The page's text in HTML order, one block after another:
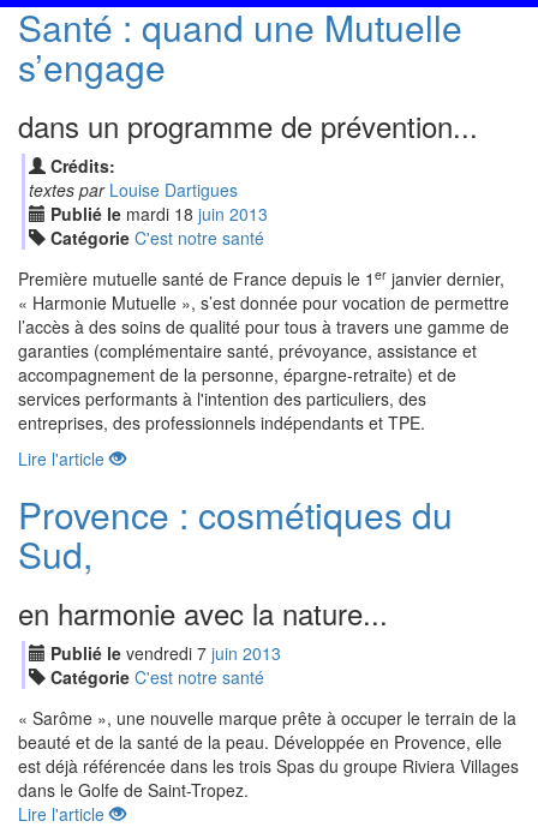
Santé : quand une Mutuelle
s’engage
dans un programme de prévention...
Crédits:
textes par Louise Dartigues
Publié le mardi 18 juin 2013
Catégorie C'est notre santé
Première mutuelle santé de France depuis le 1 er janvier dernier,
« Harmonie Mutuelle », s’est donnée pour vocation de permettre
l’accès à des soins de qualité pour tous à travers une gamme de
garanties (complémentaire santé, prévoyance, assistance et
accompagnement de la personne, épargne-retraite) et de
services performants à l'intention des particuliers, des
entreprises, des professionnels indépendants et TPE.
Lire l'article
Provence : cosmétiques du
Sud,
en harmonie avec la nature...
Publié le vendredi 7 juin 2013
Catégorie C'est notre santé
« Sarôme », une nouvelle marque prête à occuper le terrain de la
beauté et de la santé de la peau. Développée en Provence, elle
est déjà référencée dans les trois Spas du groupe Riviera Villages
dans le Golfe de Saint-Tropez.
Lire l'article